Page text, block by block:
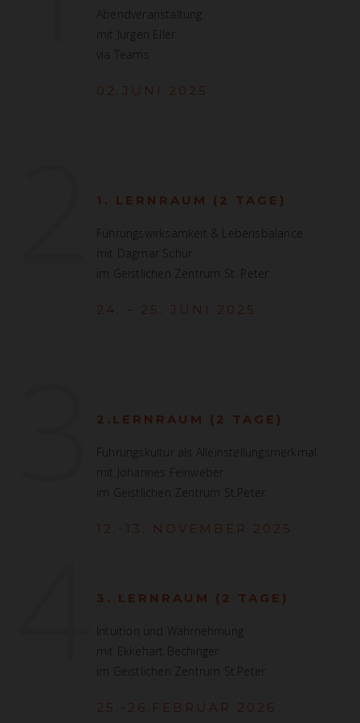
Abendveranstaltung
mit Jürgen Eller
via Teams
02.JUNI 2025
1. LERNRAUM (2 TAGE)
Führungswirksamkeit & Lebensbalance
mit Dagmar Schur
im Geistlichen Zentrum St. Peter
24. – 25. JUNI 2025
2.LERNRAUM (2 TAGE)
Führungskultur als Alleinstellungsmerkmal
mit Johannes Feinweber
im Geistlichen Zentrum St.Peter
12.-13. NOVEMBER 2025
3. LERNRAUM (2 TAGE)
Intuition und Wahrnehmung
mit Ekkehart Bechinger
im Geistlichen Zentrum St.Peter
25.-26.FEBRUAR 2026